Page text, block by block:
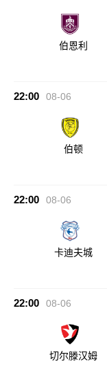
伯恩利
22:00 08-06
伯顿
22:00 08-06
卡迪夫城
22:00 08-06
切尔滕汉姆